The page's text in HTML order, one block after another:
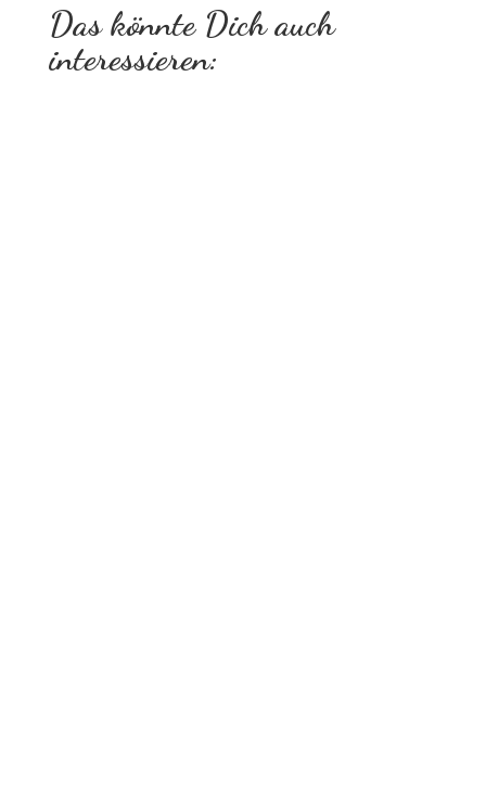
Das könnte Dich auch
interessieren: